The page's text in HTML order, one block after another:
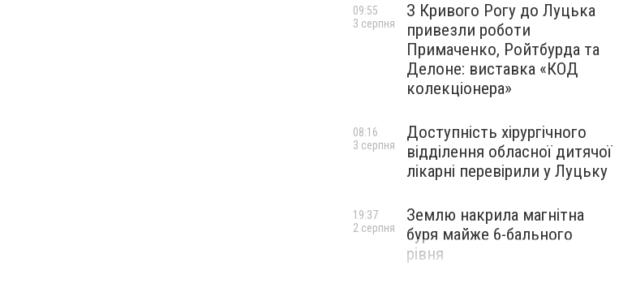
З Кривого Рогу до Луцька
привезли роботи
Примаченко, Ройтбурда та
Делоне: виставка «КОД
колекціонера»
09:55
3 серпня
Доступність хірургічного
відділення обласної дитячої
лікарні перевірили у Луцьку
08:16
3 серпня
Землю накрила магнітна
буря майже 6-бального
рівня
19:37
2 серпня